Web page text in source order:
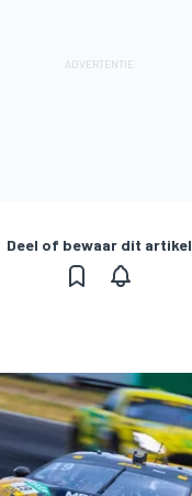
Deel of bewaar dit artikel